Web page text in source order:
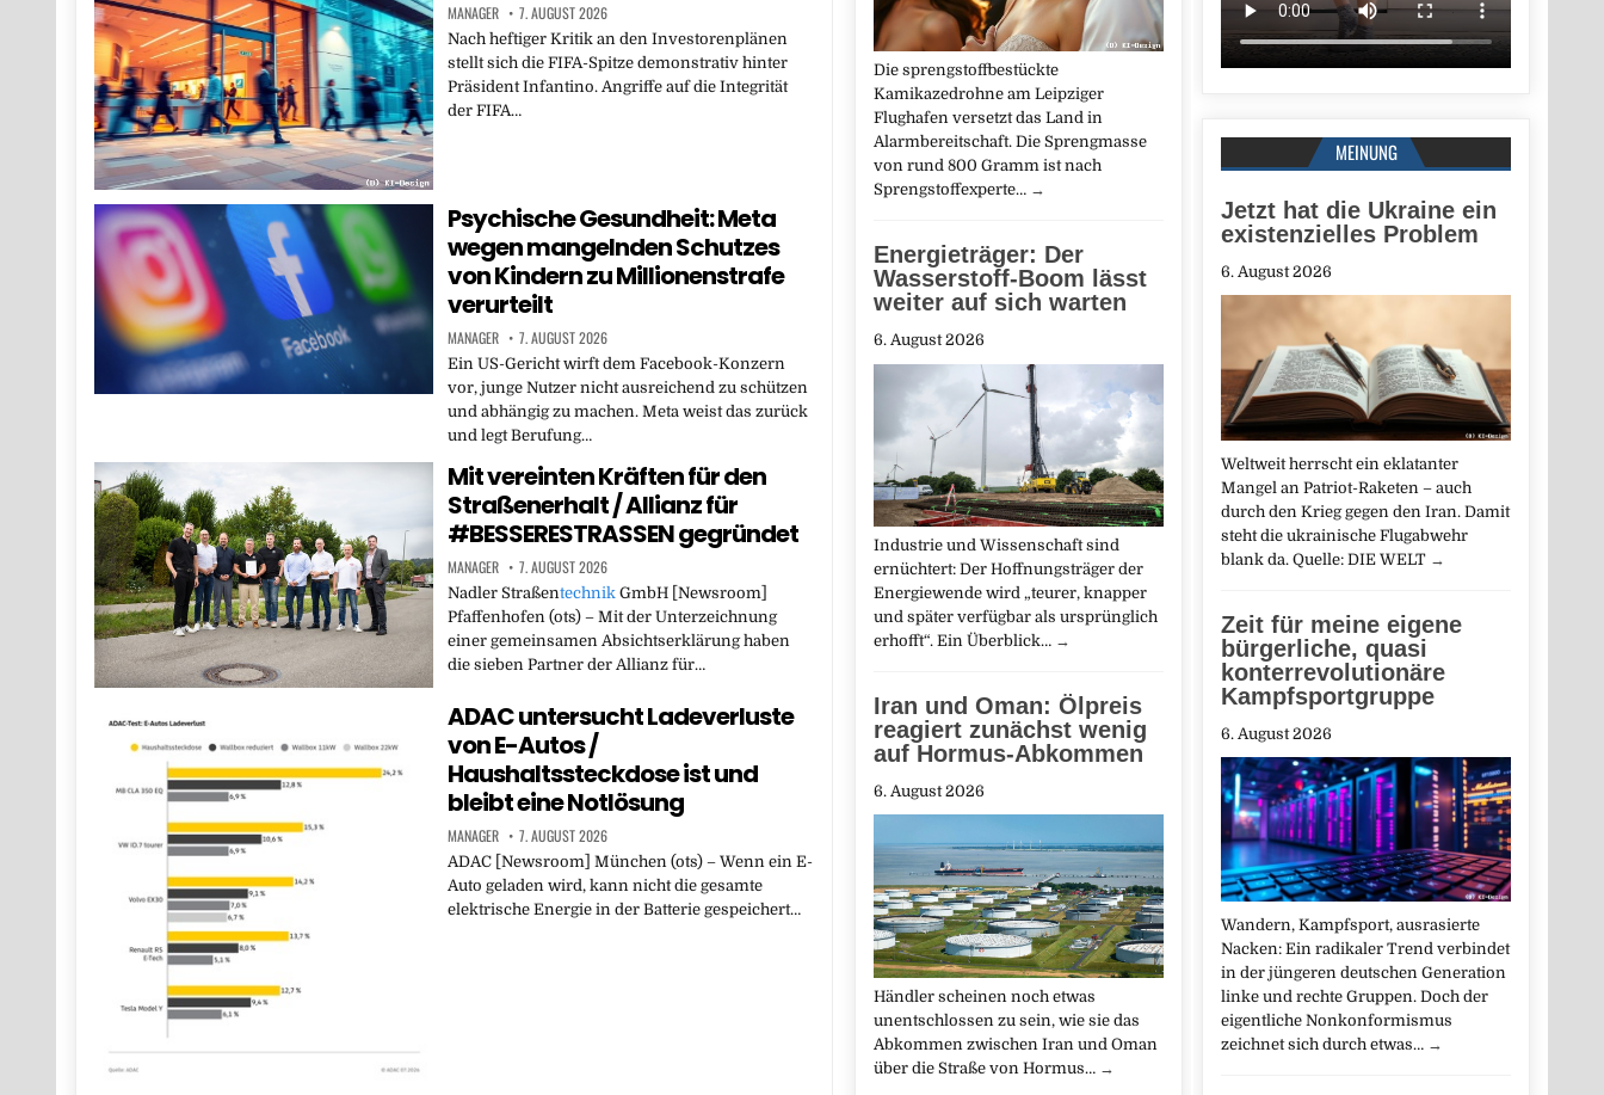
MANAGER 7. AUGUST 2026
Nach heftiger Kritik an den Investorenplänen
stellt sich die FIFA-Spitze demonstrativ hinter
Präsident Infantino. Angriffe auf die Integrität
der FIFA…
Psychische Gesundheit: Meta
wegen mangelnden Schutzes
von Kindern zu Millionenstrafe
verurteilt
MANAGER 7. AUGUST 2026
Ein US-Gericht wirft dem Facebook-Konzern
vor, junge Nutzer nicht ausreichend zu schützen
und abhängig zu machen. Meta weist das zurück
und legt Berufung…
Mit vereinten Kräften für den
Straßenerhalt / Allianz für
#BESSERESTRASSEN gegründet
MANAGER 7. AUGUST 2026
Nadler StraßentechnikGmbH [Newsroom]
Pfaffenhofen (ots) – Mit der Unterzeichnung
einer gemeinsamen Absichtserklärung haben
die sieben Partner der Allianz für…
ADAC untersucht Ladeverluste
von E-Autos /
Haushaltssteckdose ist und
bleibt eine Notlösung
MANAGER 7. AUGUST 2026
ADAC [Newsroom] München (ots) – Wenn ein E-
Auto geladen wird, kann nicht die gesamte
elektrische Energie in der Batterie gespeichert…
MEINUNG
Jetzt hat die Ukraine ein
existenzielles Problem
6. August 2026
Weltweit herrscht ein eklatanter
Mangel an Patriot-Raketen – auch
durch den Krieg gegen den Iran. Damit
steht die ukrainische Flugabwehr
blank da. Quelle: DIE WELT →
Zeit für meine eigene
bürgerliche, quasi
konterrevolutionäre
Kampfsportgruppe
6. August 2026
Wandern, Kampfsport, ausrasierte
Nacken: Ein radikaler Trend verbindet
in der jüngeren deutschen Generation
linke und rechte Gruppen. Doch der
eigentliche Nonkonformismus
zeichnet sich durch etwas… →
Die sprengstoffbestückte
Kamikazedrohne am Leipziger
Flughafen versetzt das Land in
Alarmbereitschaft. Die Sprengmasse
von rund 800 Gramm ist nach
Sprengstoffexperte… →
Energieträger: Der
Wasserstoff-Boom lässt
weiter auf sich warten
6. August 2026
Industrie und Wissenschaft sind
ernüchtert: Der Hoffnungsträger der
Energiewende wird „teurer, knapper
und später verfügbar als ursprünglich
erhofft“. Ein Überblick… →
Iran und Oman: Ölpreis
reagiert zunächst wenig
auf Hormus-Abkommen
6. August 2026
Händler scheinen noch etwas
unentschlossen zu sein, wie sie das
Abkommen zwischen Iran und Oman
über die Straße von Hormus… →